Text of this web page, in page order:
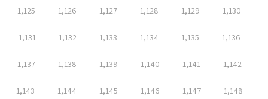
1,125 1,126 1,127 1,128 1,129 1,130
1,131 1,132 1,133 1,134 1,135 1,136
1,137 1,138 1,139 1,140 1,141 1,142
1,143 1,144 1,145 1,146 1,147 1,148